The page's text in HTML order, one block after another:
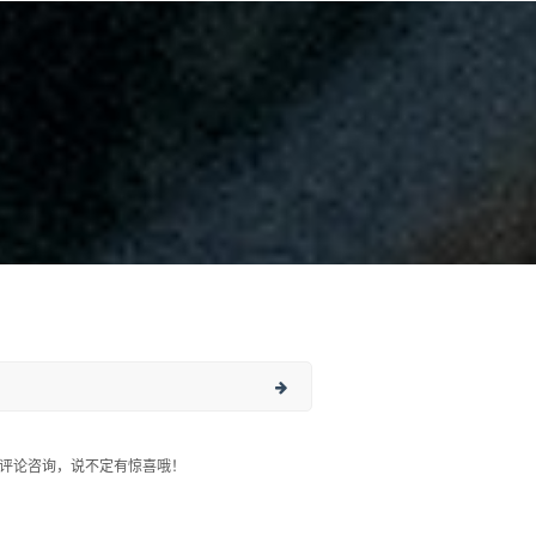
论咨询，说不定有惊喜哦！